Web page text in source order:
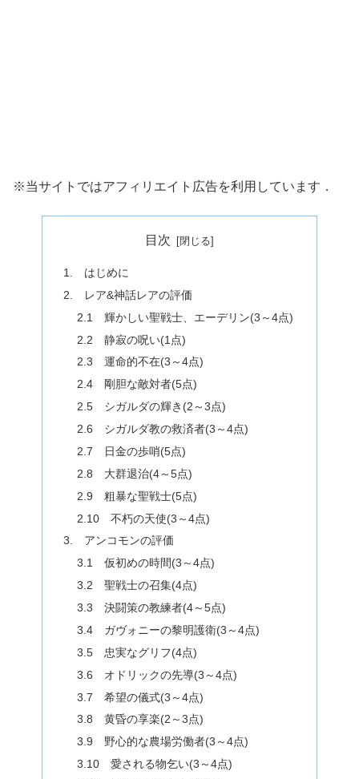
※当サイトではアフィリエイト広告を利用しています．
目次
1. はじめに
2. レア&神話レアの評価
2.1 輝かしい聖戦士、エーデリン(3～4点)
2.2 静寂の呪い(1点)
2.3 運命的不在(3～4点)
2.4 剛胆な敵対者(5点)
2.5 シガルダの輝き(2～3点)
2.6 シガルダ教の救済者(3～4点)
2.7 日金の歩哨(5点)
2.8 大群退治(4～5点)
2.9 粗暴な聖戦士(5点)
2.10 不朽の天使(3～4点)
3. アンコモンの評価
3.1 仮初めの時間(3～4点)
3.2 聖戦士の召集(4点)
3.3 決闘策の教練者(4～5点)
3.4 ガヴォニーの黎明護衛(3～4点)
3.5 忠実なグリフ(4点)
3.6 オドリックの先導(3～4点)
3.7 希望の儀式(3～4点)
3.8 黄昏の享楽(2～3点)
3.9 野心的な農場労働者(3～4点)
3.10 愛される物乞い(3～4点)